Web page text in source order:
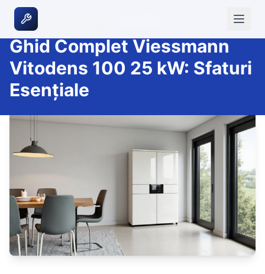
GHIDURI TEHNICE HVAC
Ghid Complet Viessmann
Vitodens 100 25 kW: Sfaturi
Esențiale